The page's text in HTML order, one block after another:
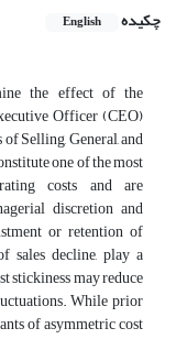
چکیده
English
the effect of the
Officer (CEO)
Selling, General, and
one of the most
costs and are
discretion and
or retention of
sales decline, play a
stickiness may reduce
While prior
of asymmetric cost